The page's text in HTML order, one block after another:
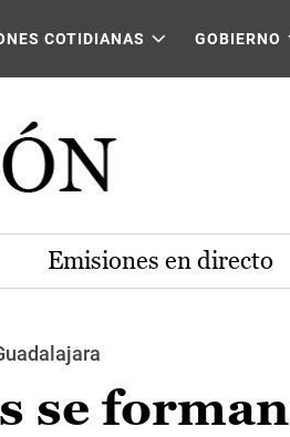
COTIDIANAS GOBIERNO
Emisiones en directo
se forman